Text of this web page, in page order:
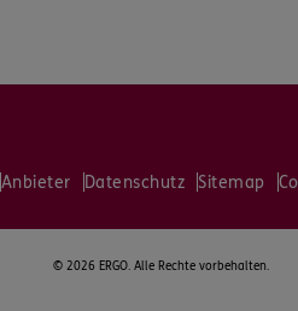
Anbieter Datenschutz Sitemap
© 2026 ERGO. Alle Rechte vorbehalten.